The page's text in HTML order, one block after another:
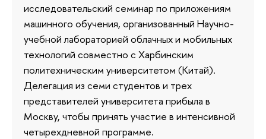
исследовательский семинар по приложениям
машинного обучения, организованный Научно-
учебной лабораторией облачных и мобильных
технологий совместно с Харбинским
политехническим университетом (Китай).
Делегация из семи студентов и трех
представителей университета прибыла в
Москву, чтобы принять участие в интенсивной
четырехдневной программе.